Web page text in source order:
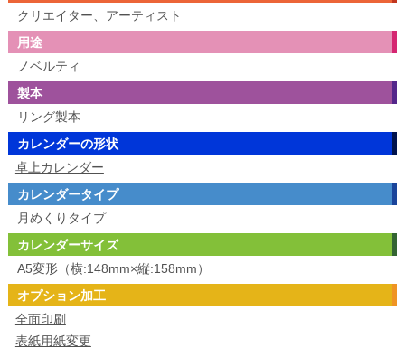
クリエイター、アーティスト
用途
ノベルティ
製本
リング製本
カレンダーの形状
卓上カレンダー
カレンダータイプ
月めくりタイプ
カレンダーサイズ
A5変形（横:148mm×縦:158mm）
オプション加工
全面印刷
表紙用紙変更